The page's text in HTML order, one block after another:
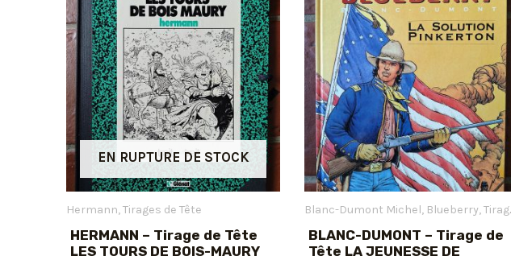
EN RUPTURE DE STOCK
Hermann Tirages de Tête
HERMANN – Tirage de Tête
LES TOURS DE BOIS-MAURY
Blanc-Dumont Michel Blueberry Tirages de Tête
BLANC-DUMONT – Tirage de
Tête LA JEUNESSE DE